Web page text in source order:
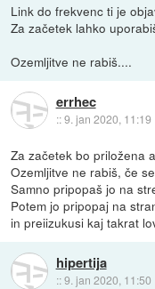
Link do frekvenc ti je
Za začetek lahko
Ozemljitve ne rabiš....
errhec
::9. jan 2020, 11:19
Za začetek bo priložena
Ozemljitve ne rabiš, če
Samno pripopaš jo na
Potem jo pripopaj na
in preiizukusi kaj takrat
hipertija
::9. jan 2020, 11:50